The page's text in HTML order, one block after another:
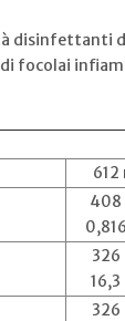
disinfettanti
focolai
612
408
326
326